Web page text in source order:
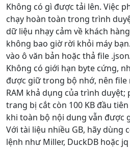
Không có gì được tải lên. Việc
chạy hoàn toàn trong trình
dữ liệu nhạy cảm về khách
không bao giờ rời khỏi máy
vào ô văn bản hoặc thả file
Không có giới hạn byte cứng,
được giữ trong bộ nhớ, nên file
RAM khả dụng của trình
trang bị cắt còn 100 KB đầu
khi toàn bộ nội dung vẫn được
Với tài liệu nhiều GB, hãy dùng
lệnh như Miller, DuckDB hoặc